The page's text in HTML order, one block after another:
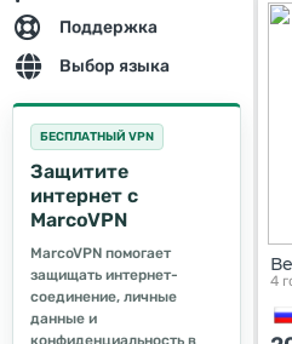
Поддержка
Выбор языка
БЕСПЛАТНЫЙ VPN
Защитите
интернет с
MarcoVPN
MarcoVPN помогает
защищать интернет-
соединение, личные
данные и
конфиденциальность в
4